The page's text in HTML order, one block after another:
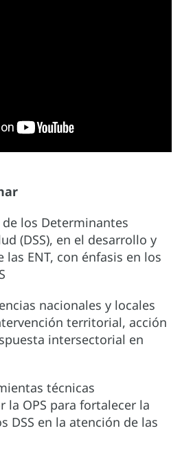
los Determinantes
(DSS), en el desarrollo y
las ENT, con énfasis en los
nacionales y locales
territorial, acción
intersectorial en
técnicas
la OPS para fortalecer la
DSS en la atención de las